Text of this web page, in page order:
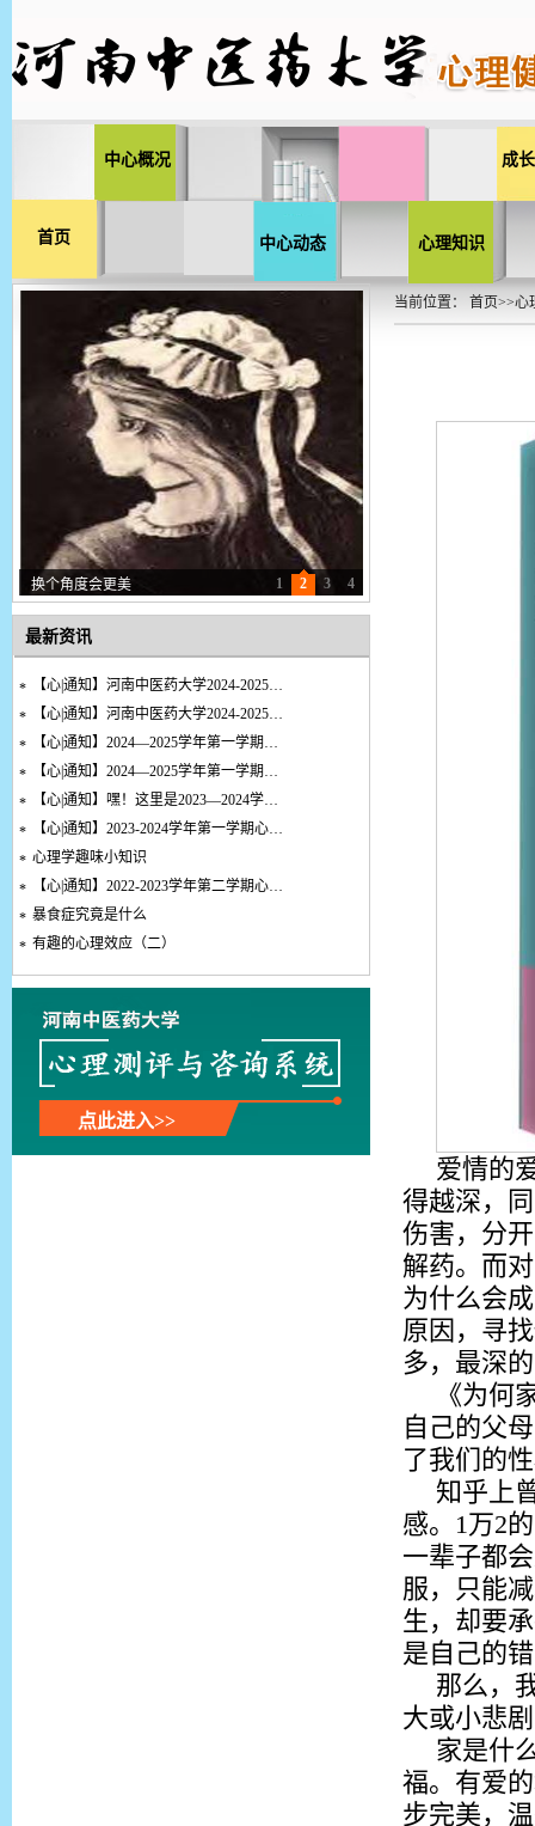
首页
中心概况
中心动态 心理知识
成
1 2 3 4
换个角度会更美
最新资讯
*
【心|通知】河南中医药大学2024-2025…
*
【心|通知】河南中医药大学2024-2025…
*
【心|通知】2024—2025学年第一学期…
*
【心|通知】2024—2025学年第一学期…
*
【心|通知】嘿！这里是2023—2024学…
*
【心|通知】2023-2024学年第一学期心…
* 心理学趣味小知识
*
【心|通知】2022-2023学年第二学期心…
* 暴食症究竟是什么
* 有趣的心理效应（二）
点此进入>>
当前位置： 首页>>心
爱情的
得越深，
伤害，分
解药。而
为什么会
原因，寻
多，最深
《为何
自己的父
了我们的
知乎上
感。1万2
一辈子都
服，只能
生，却要
是自己的
那么，
大或小悲
家是什
福。有爱
步完美，